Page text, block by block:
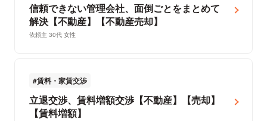
信頼できない管理会社、面倒ごとをまとめて
解決【不動産】【不動産売却】
依頼主 30代 女性
賃料・家賃交渉
立退交渉、賃料増額交渉【不動産】【売却】
【賃料増額】